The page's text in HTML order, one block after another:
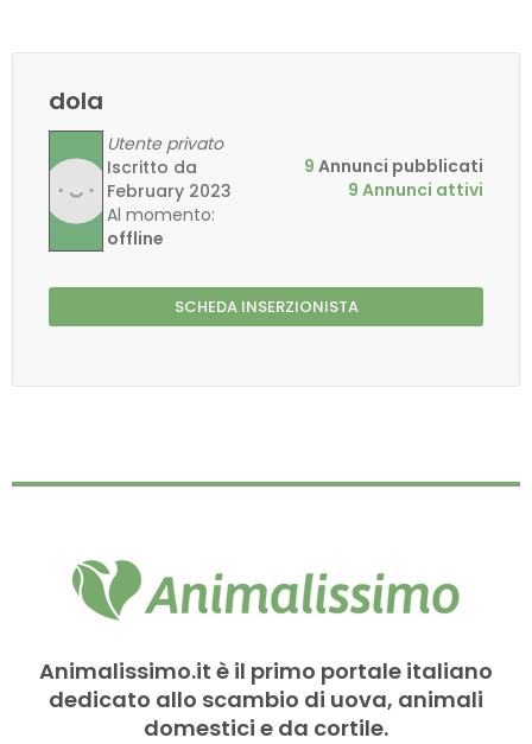
dola
Utente privato
Iscritto da
February 2023
Al momento:
offline
9 Annunci pubblicati
9 Annunci attivi
SCHEDA INSERZIONISTA
Animalissimo.it è il primo portale italiano
dedicato allo scambio di uova, animali
domestici e da cortile.